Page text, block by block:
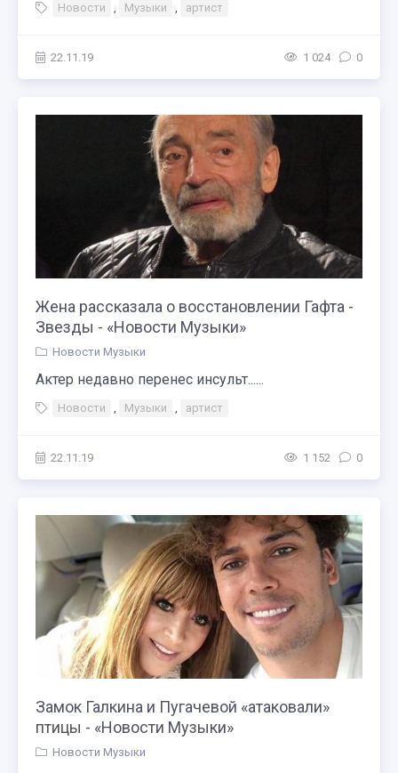
Новости , Музыки , артист
22.11.19 1 024 0
Жена рассказала о восстановлении Гафта -
Звезды - «Новости Музыки»
Новости Музыки
Актер недавно перенес инсульт......
Новости , Музыки , артист
22.11.19 1 152 0
Замок Галкина и Пугачевой «атаковали»
птицы - «Новости Музыки»
Новости Музыки